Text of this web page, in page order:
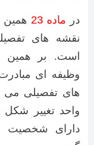
در ماده 23
همین
نقشه های
است. بر همین
وظیفه ای
های تفصیلی می
واحد تغییر
دارای شخصیت